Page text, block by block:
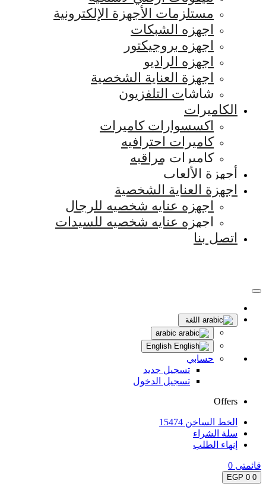
مستلزمات الأجهزة الإلكترونية
اجهزه الشبكات
اجهزه بروجيكتور
اجهزه الراديو
اجهزة العناية الشخصية
شاشات التلفزيون
الكاميرات
اكسسوارات كاميرات
كاميرات احترافيه
كاميرات مراقبه
أجهزة الألعاب
اجهزة العناية الشخصية
اجهزه عنايه شخصيه للرجال
اجهزه عنايه شخصيه للسيدات
اتصل بنا
اللغة
حسابي
تسجيل جديد
تسجيل الدخول
Offers
الخط الساخن 15474
سلة الشراء
إنهاء الطلب
قائمتى 0
0
0 EGP